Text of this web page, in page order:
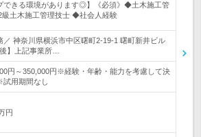
できる環境があります◎】《必須》◆土木施工管
土木施工管理技士 ◆社会人経験
／ 神奈川県横浜市中区曙町2-19-1 曙町新井ビル
】上記事業所…
円～350,000円※経験・年齢・能力を考慮して決
用期間なし
円